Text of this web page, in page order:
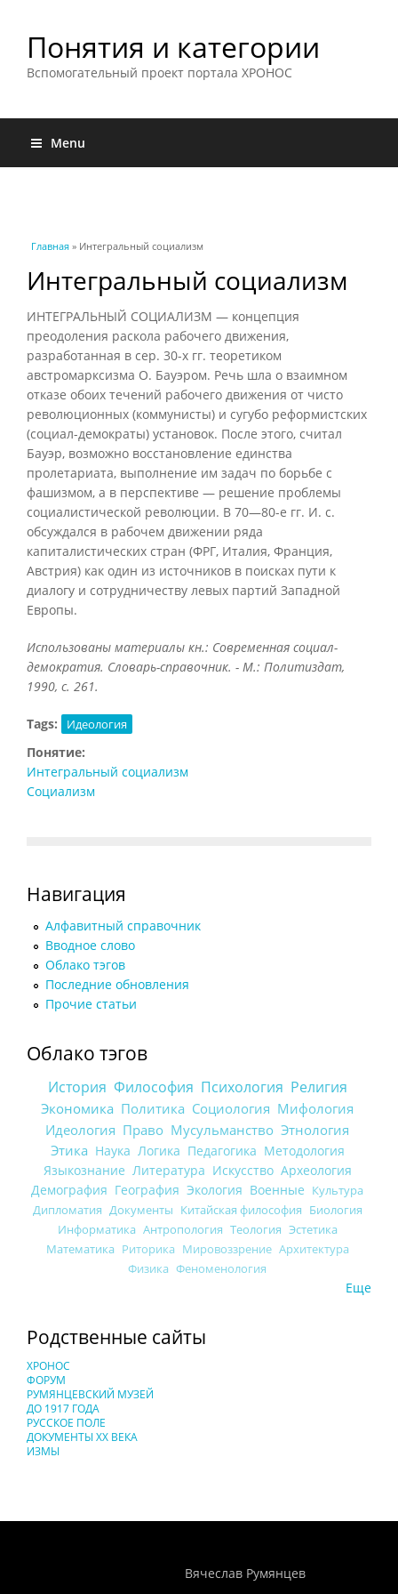
Понятия и категории
Вспомогательный проект портала ХРОНОС
Menu
Вы здесь
Главная » Интегральный социализм
Интегральный социализм
ИНТЕГРАЛЬНЫЙ СОЦИАЛИЗМ — концепция
преодоления раскола рабочего движения,
разработанная в сер. 30-х гг. теоретиком
австромарксизма О. Бауэром. Речь шла о взаимном
отказе обоих течений рабочего движения от чисто
революционных (коммунисты) и сугубо реформистских
(социал-демократы) установок. После этого, считал
Бауэр, возможно восстановление единства
пролетариата, выполнение им задач по борьбе с
фашизмом, а в перспективе — решение проблемы
социалистической революции. В 70—80-е гг. И. с.
обсуждался в рабочем движении ряда
капиталистических стран (ФРГ, Италия, Франция,
Австрия) как один из источников в поисках пути к
диалогу и сотрудничеству левых партий Западной
Европы.
Использованы материалы кн.: Современная социал-
демократия. Словарь-справочник. - М.: Политиздат,
1990, с. 261.
Tags: Идеология
Понятие:
Интегральный социализм
Социализм
Навигация
Алфавитный справочник
Вводное слово
Облако тэгов
Последние обновления
Прочие статьи
Облако тэгов
История Философия Психология Религия
Экономика Политика Социология Мифология
Идеология Право Мусульманство Этнология
Этика Наука Логика Педагогика Методология
Языкознание Литература Искусство Археология
Демография География Экология Военные Культура
Дипломатия Документы Китайская философия Биология
Информатика Антропология Теология Эстетика
Математика Риторика Мировоззрение Архитектура
Физика Феноменология
Еще
Родственные сайты
ХРОНОС
ФОРУМ
РУМЯНЦЕВСКИЙ МУЗЕЙ
ДО 1917 ГОДА
РУССКОЕ ПОЛЕ
ДОКУМЕНТЫ XX ВЕКА
ИЗМЫ
Вячеслав Румянцев